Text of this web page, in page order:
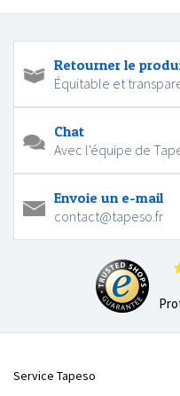
Retourner le
Équitable et
Chat
Avec l'équipe de
Envoie un e-mail
contact@tapeso.fr
Service Tapeso